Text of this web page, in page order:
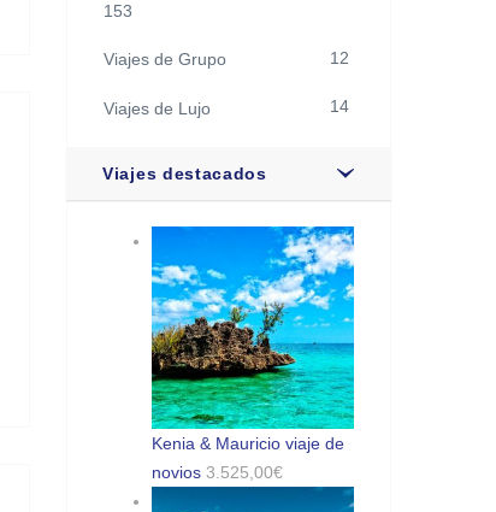
153
Viajes de Grupo 12
Viajes de Lujo 14
Viajes destacados
Kenia & Mauricio viaje de
novios 3.525,00€